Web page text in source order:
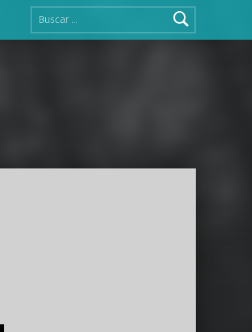
Buscar: